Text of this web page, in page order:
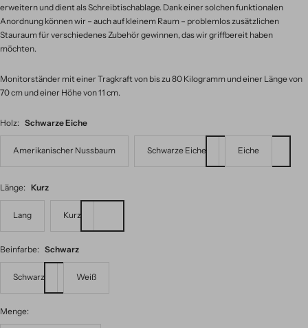
erweitern und dient als Schreibtischablage. Dank einer solchen funktionalen
Anordnung können wir – auch auf kleinem Raum – problemlos zusätzlichen
Stauraum für verschiedenes Zubehör gewinnen, das wir griffbereit haben
möchten.
Monitorständer mit einer Tragkraft von bis zu 80 Kilogramm und einer Länge von
70 cm und einer Höhe von 11 cm.
Holz: Schwarze Eiche
Amerikanischer Nussbaum Schwarze Eiche Eiche
Länge: Kurz
Lang Kurz
Beinfarbe: Schwarz
Schwarz Weiß
Menge: